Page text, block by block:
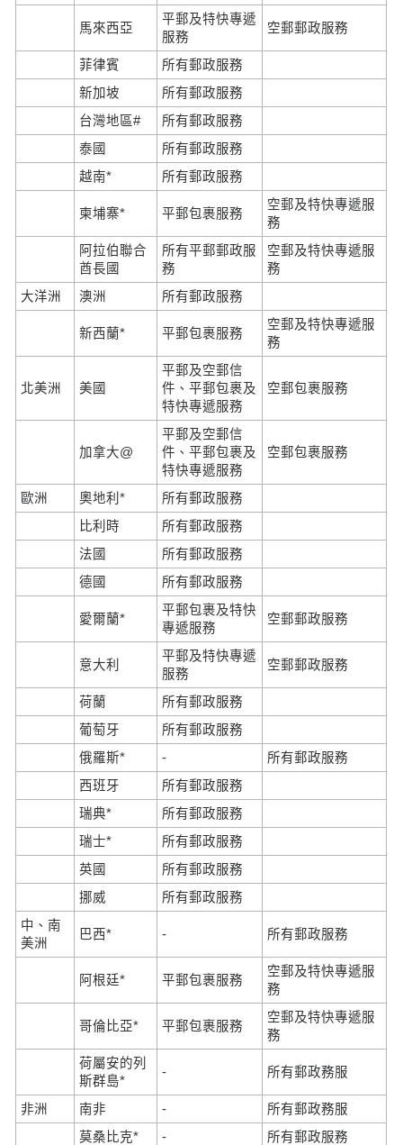
馬來西亞
平郵及特快專遞
服務
空郵郵政服務
菲律賓
所有郵政服務
新加坡
所有郵政服務
台灣地區#
所有郵政服務
泰國
所有郵政服務
越南*
所有郵政服務
柬埔寨* 平郵包裹服務
空郵及特快專遞服
務
阿拉伯聯合
酋長國
所有平郵郵政服
務
空郵及特快專遞服
務
大洋洲
澳洲 所有郵政服務
新西蘭* 平郵包裹服務
空郵及特快專遞服
務
北美洲 美國
平郵及空郵信
件、平郵包裹及
特快專遞服務
空郵包裹服務
加拿大@
平郵及空郵信
件、平郵包裹及
特快專遞服務
空郵包裹服務
歐洲 奧地利*
所有郵政服務
比利時
所有郵政服務
法國
所有郵政服務
德國
所有郵政服務
愛爾蘭*
平郵包裹及特快
專遞服務
空郵郵政服務
意大利
平郵及特快專遞
服務
空郵郵政服務
荷蘭
所有郵政服務
葡萄牙
所有郵政服務
俄羅斯*
-
所有郵政服務
西班牙
所有郵政服務
瑞典*
所有郵政服務
瑞士*
所有郵政服務
英國
所有郵政服務
挪威
所有郵政服務
中、南
美洲
巴西* - 所有郵政服務
阿根廷* 平郵包裹服務
空郵及特快專遞服
務
哥倫比亞* 平郵包裹服務
空郵及特快專遞服
務
荷屬安的列
斯群島*
- 所有郵政務服
非洲 南非 -
所有郵政務服
莫桑比克*
-
所有郵政服務